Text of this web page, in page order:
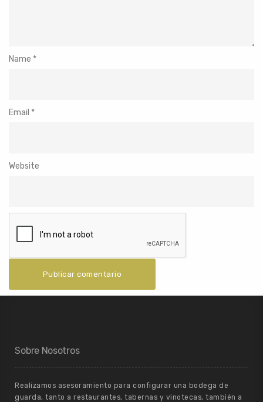
Name *
Email *
Website
Sobre Nosotros
Realizamos asesoramiento para configurar una bodega de
guarda, tanto a restaurantes, tabernas y vinotecas, también a